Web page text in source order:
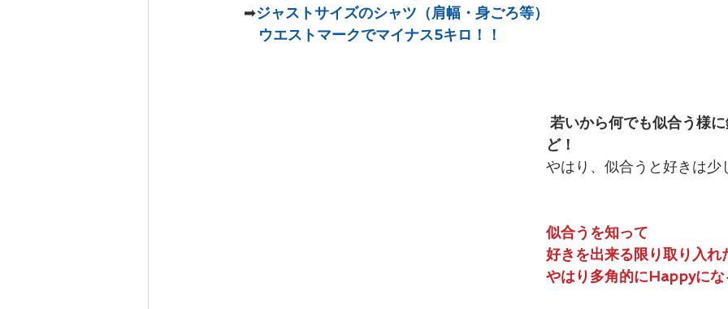
➡ジャストサイズのシャツ（肩幅・身ごろ等）
ウエストマークでマイナス5キロ！！
ど！
やはり、似合うと好きは少
似合うを知って
好きを出来る限り取り入れ
やはり多角的にHappyにな